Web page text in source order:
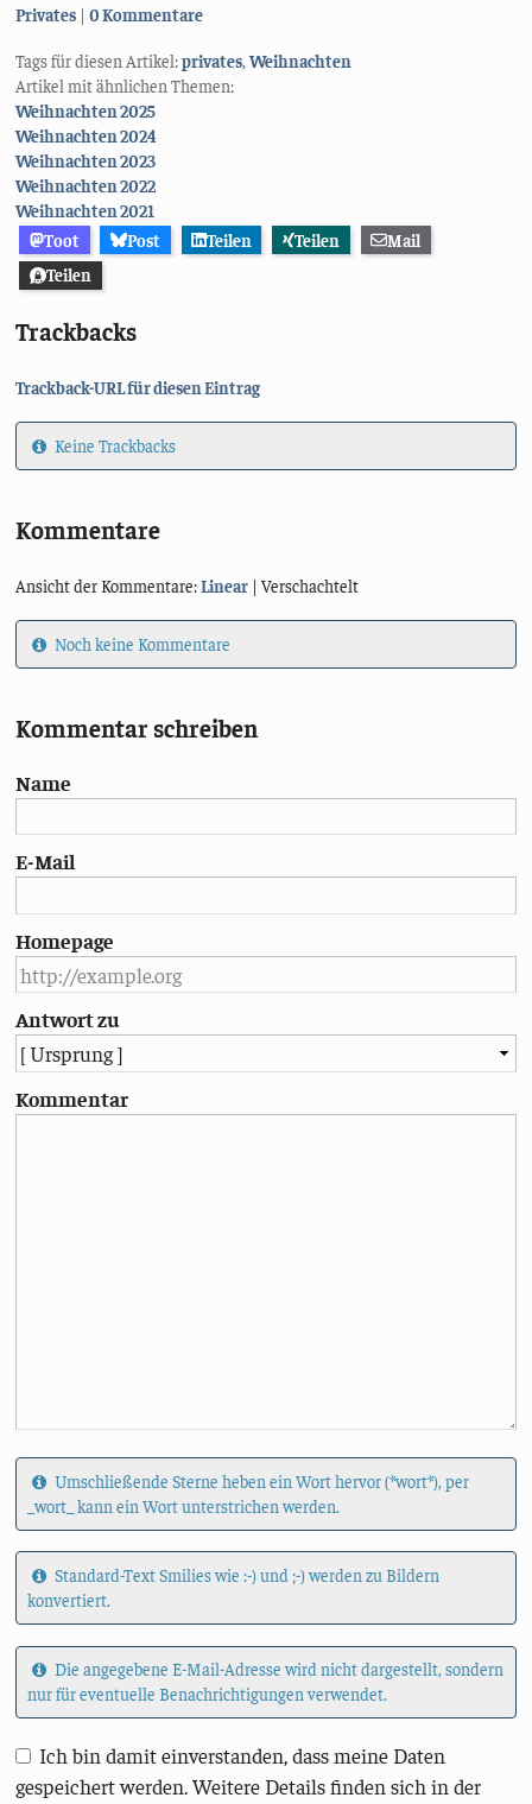
Kategorien:
Privates 0 Kommentare
Tags für diesen Artikel:privates ,Weihnachten
Artikel mit ähnlichen Themen:
Weihnachten 2025
Weihnachten 2024
Weihnachten 2023
Weihnachten 2022
Weihnachten 2021
Toot
Post Teilen Teilen
Mail
Teilen
Trackbacks
Trackback-URL für diesen Eintrag
Keine Trackbacks
Kommentare
Ansicht der Kommentare:Linear | Verschachtelt
Noch keine Kommentare
Kommentar schreiben
Name
E-Mail
Homepage
Antwort zu
Kommentar
Umschließende Sterne heben ein Wort hervor (*wort*), per
_wort_ kann ein Wort unterstrichen werden.
Standard-Text Smilies wie :-) und ;-) werden zu Bildern
konvertiert.
Die angegebene E-Mail-Adresse wird nicht dargestellt, sondern
nur für eventuelle Benachrichtigungen verwendet.
Ich bin damit einverstanden, dass meine Daten
gespeichert werden. Weitere Details finden sich in der